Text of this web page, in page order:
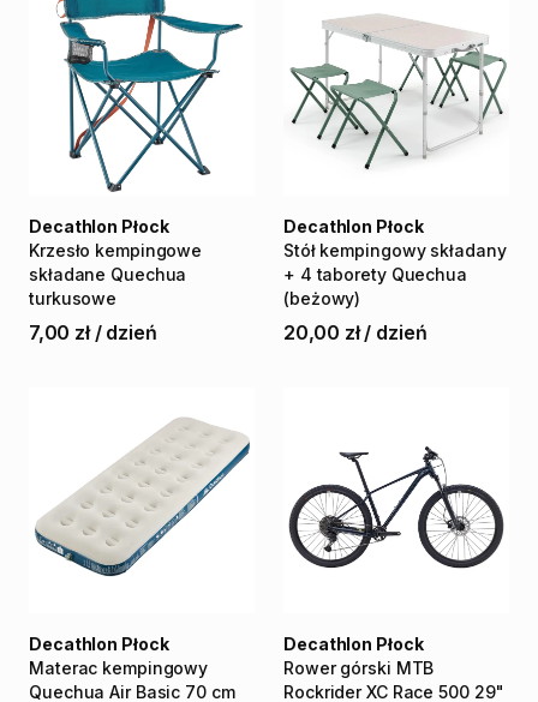
Krzesło kempingowe
składane Quechua
turkusowe
Decathlon Płock
7,00 zł / dzień
Stół kempingowy składany
+ 4 taborety Quechua
(beżowy)
Decathlon Płock
20,00 zł / dzień
Materac kempingowy
Quechua Air Basic 70 cm
Decathlon Płock
Rower górski MTB
Rockrider XC Race 500 29"
Decathlon Płock